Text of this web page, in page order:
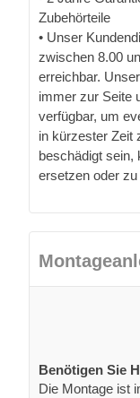
Zubehörteile
• Unser
zwischen 8.00
erreichbar.
immer zur Seite
verfügbar, um
in kürzester Zeit
beschädigt sein,
ersetzen oder zu
Benötigen Sie
Die Montage ist